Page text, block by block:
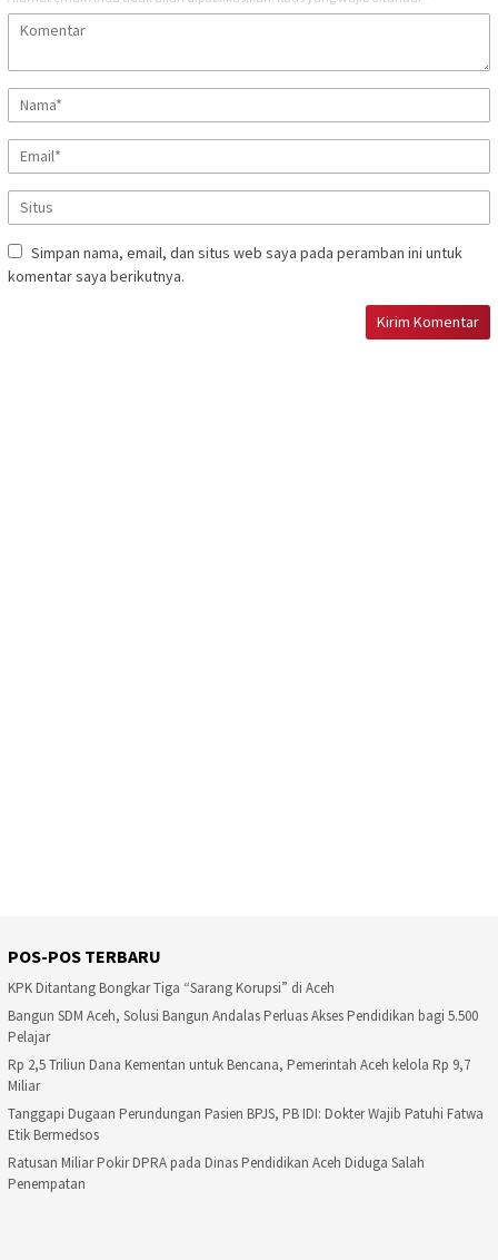
Simpan nama, email, dan situs web saya pada peramban ini untuk
komentar saya berikutnya.
POS-POS TERBARU
KPK Ditantang Bongkar Tiga “Sarang Korupsi” di Aceh
Bangun SDM Aceh, Solusi Bangun Andalas Perluas Akses Pendidikan bagi 5.500
Pelajar
Rp 2,5 Triliun Dana Kementan untuk Bencana, Pemerintah Aceh kelola Rp 9,7
Miliar
Tanggapi Dugaan Perundungan Pasien BPJS, PB IDI: Dokter Wajib Patuhi Fatwa
Etik Bermedsos
Ratusan Miliar Pokir DPRA pada Dinas Pendidikan Aceh Diduga Salah
Penempatan